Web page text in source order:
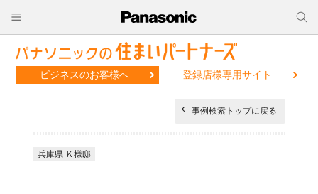
ビジネスのお客様へ 登録店様専用サイト
事例検索トップに戻る
兵庫県 Ｋ様邸